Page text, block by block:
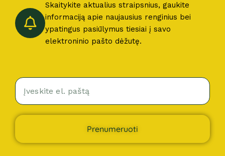
Skaitykite aktualius straipsnius, gaukite
informaciją apie naujausius renginius bei
ypatingus pasiūlymus tiesiai į savo
elektroninio pašto dėžutę.
Prenumeruoti